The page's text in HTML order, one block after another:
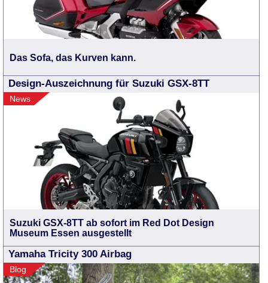
Das Sofa, das Kurven kann.
Design-Auszeichnung für Suzuki GSX-8TT
News
Suzuki GSX-8TT ab sofort im Red Dot Design
Museum Essen ausgestellt
Yamaha Tricity 300 Airbag
Blog